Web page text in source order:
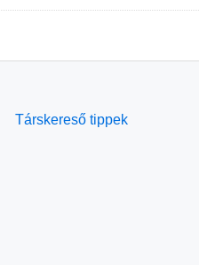
Társkereső tippek